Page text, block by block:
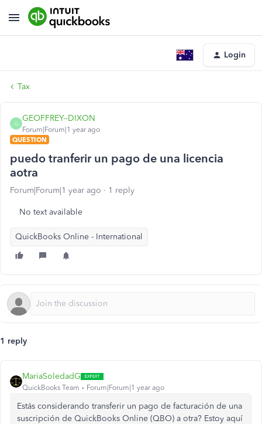
Login
Tax
G
GEOFFREY--DIXON
Forum|Forum|1 year ago
QUESTION
puedo tranferir un pago de una licencia
aotra
Forum|Forum|1 year ago 1 reply
No text available
QuickBooks Online - International
1 reply
MariaSoledadG
QuickBooks Team Forum|Forum|1 year ago
Estás considerando transferir un pago de facturación de una
suscripción de QuickBooks Online (QBO) a otra? Estoy aquí